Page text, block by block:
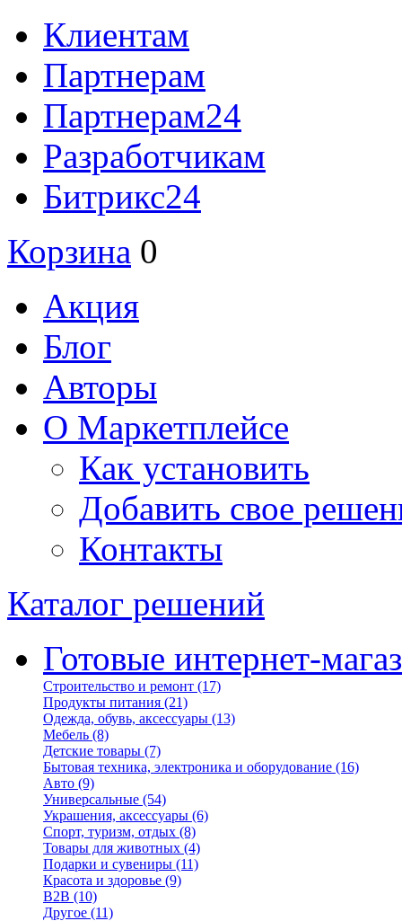
Клиентам
Партнерам
Партнерам24
Разработчикам
Битрикс24
Корзина 0
Акция
Блог
Авторы
О Маркетплейсе
Как установить
Добавить свое
Контакты
Каталог решений
Готовые интернет-
Строительство и ремонт (17)
Продукты питания (21)
Одежда, обувь, аксессуары (13)
Мебель (8)
Детские товары (7)
Бытовая техника, электроника и оборудование (16)
Авто (9)
Универсальные (54)
Украшения, аксессуары (6)
Спорт, туризм, отдых (8)
Товары для животных (4)
Подарки и сувениры (11)
Красота и здоровье (9)
B2B (10)
Другое (11)